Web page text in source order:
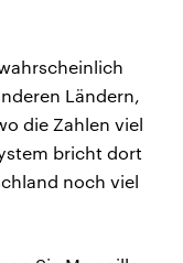
Ländern,
die Zahlen viel
bricht dort
noch viel